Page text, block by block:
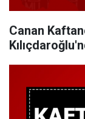
Canan